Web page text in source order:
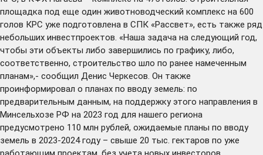
площадка под еще один животноводческий комплекс на 600
голов КРС уже подготовлена в СПК «Рассвет», есть также ряд
небольших инвестпроектов. «Наша задача на следующий год,
чтобы эти объекты либо завершились по графику, либо,
соответственно, строительство шло по ранее намеченным
планам»,- сообщил Денис Черкесов. Он также
проинформировал о планах по вводу земель: по
предварительным данным, на поддержку этого направления в
Минсельхозе РФ на 2023 год для нашего региона
предусмотрено 110 млн рублей, ожидаемые планы по вводу
земель в 2023-2024 году – свыше 20 тыс. гектаров по уже